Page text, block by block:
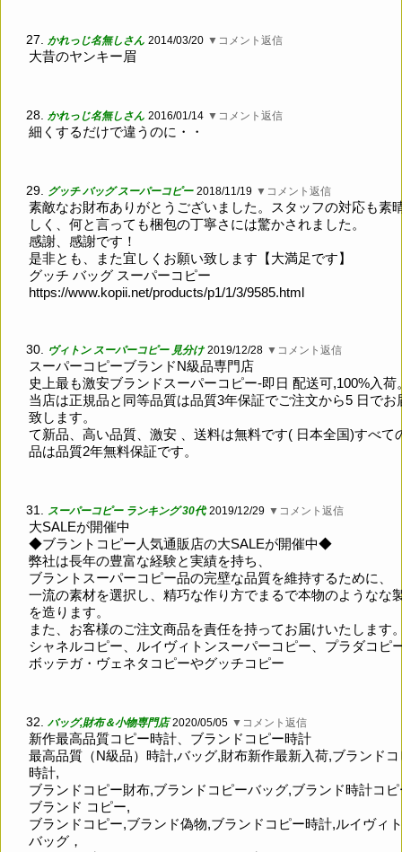
27. かれっじ名無しさん 2014/03/20 ▼コメント返信
大昔のヤンキー眉
28. かれっじ名無しさん 2016/01/14 ▼コメント返信
細くするだけで違うのに・・
29. グッチ バッグ スーパーコピー 2018/11/19 ▼コメント返信
素敵なお財布ありがとうございました。スタッフの対応も素
しく、何と言っても梱包の丁寧さには驚かされました。
感謝、感謝です！
是非とも、また宜しくお願い致します【大満足です】
グッチ バッグ スーパーコピー
https://www.kopii.net/products/p1/1/3/9585.html
30. ヴィトン スーパーコピー 見分け 2019/12/28 ▼コメント返信
スーパーコピーブランドN級品専門店
史上最も激安ブランドスーパーコピー-即日 配送可,100%入荷
当店は正規品と同等品質は品質3年保証でご注文から5 日でお
致します。
て新品、高い品質、激安 、送料は無料です( 日本全国)すべて
品は品質2年無料保証です。
31. スーパーコピー ランキング 30代 2019/12/29 ▼コメント返信
大SALEが開催中
◆ブラントコピー人気通販店の大SALEが開催中◆
弊社は長年の豊富な経験と実績を持ち、
ブラントスーパーコピー品の完壁な品質を維持するために、
一流の素材を選択し、精巧な作り方でまるで本物のようなな
を造ります。
また、お客様のご注文商品を責任を持ってお届けいたします
シャネルコピー、ルイヴィトンスーパーコピー、プラダコピ
ボッテガ・ヴェネタコピーやグッチコピー
32. バッグ,財布＆小物専門店 2020/05/05 ▼コメント返信
新作最高品質コピー時計、ブランドコピー時計
最高品質（N級品）時計,バッグ,財布新作最新入荷,ブランド
時計,
ブランドコピー財布,ブランドコピーバッグ,ブランド時計コピ
ブランド コピー,
ブランドコピー,ブランド偽物,ブランドコピー時計,ルイヴィ
バッグ，